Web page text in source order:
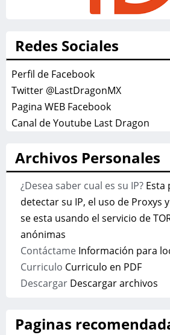
Redes Sociales
Perfil de Facebook
Twitter @LastDragonMX
Pagina WEB Facebook
Canal de Youtube Last Dragon
Archivos Personales
¿Desea saber cual es su IP?Esta
detectar su IP, el uso de Proxys
se esta usando el servicio de
anónimas
ContáctameInformación para
Curriculo Curriculo en PDF
DescargarDescargar archivos
Paginas